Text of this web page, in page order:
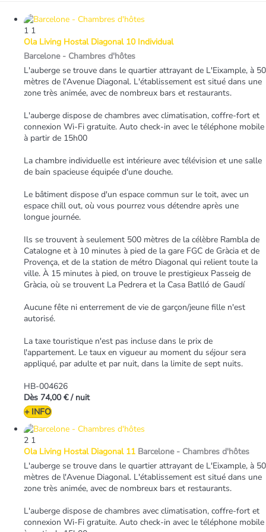
1 1
Ola Living Hostal Diagonal 10 Individual
Barcelone - Chambres d'hôtes
L'auberge se trouve dans le quartier attrayant de L'Eixample, à 50
mètres de l'Avenue Diagonal. L'établissement est situé dans une
zone très animée, avec de nombreux bars et restaurants.
L'auberge dispose de chambres avec climatisation, coffre-fort et
connexion Wi-Fi gratuite. Auto check-in avec le téléphone mobile
à partir de 15h00
La chambre individuelle est intérieure avec télévision et une salle
de bain spacieuse équipée d'une douche.
Le bâtiment dispose d'un espace commun sur le toit, avec un
espace chill out, où vous pourrez vous détendre après une
longue journée.
Ils se trouvent à seulement 500 mètres de la célèbre Rambla de
Catalogne et à 10 minutes à pied de la gare FGC de Gràcia et de
Provença, et de la station de métro Diagonal qui relient toute la
ville. À 15 minutes à pied, on trouve le prestigieux Passeig de
Gràcia, où se trouvent La Pedrera et la Casa Batlló de Gaudí
Aucune fête ni enterrement de vie de garçon/jeune fille n'est
autorisé.
La taxe touristique n'est pas incluse dans le prix de
l'appartement. Le taux en vigueur au moment du séjour sera
appliqué, par adulte et par nuit, dans la limite de sept nuits.
HB-004626
Dès 74,00 € / nuit
+ INFO
2 1
Ola Living Hostal Diagonal 11 Barcelone - Chambres d'hôtes
L'auberge se trouve dans le quartier attrayant de L'Eixample, à 50
mètres de l'Avenue Diagonal. L'établissement est situé dans une
zone très animée, avec de nombreux bars et restaurants.
L'auberge dispose de chambres avec climatisation, coffre-fort et
connexion Wi-Fi gratuite. Auto check-in avec le téléphone mobile